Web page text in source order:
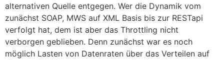
alternativen Quelle entgegen. Wer die Dynamik vom
zunächst SOAP, MWS auf XML Basis bis zur RESTapi
verfolgt hat, dem ist aber das Throttling nicht
verborgen geblieben. Denn zunächst war es noch
möglich Lasten von Datenraten über das Verteilen auf